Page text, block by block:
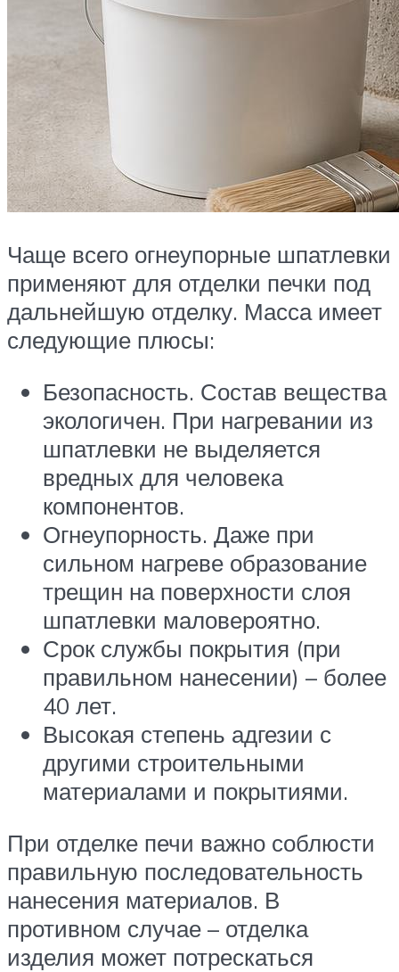
Чаще всего огнеупорные шпатлевки
применяют для отделки печки под
дальнейшую отделку. Масса имеет
следующие плюсы:
Безопасность. Состав вещества
экологичен. При нагревании из
шпатлевки не выделяется
вредных для человека
компонентов.
Огнеупорность. Даже при
сильном нагреве образование
трещин на поверхности слоя
шпатлевки маловероятно.
Срок службы покрытия (при
правильном нанесении) – более
40 лет.
Высокая степень адгезии с
другими строительными
материалами и покрытиями.
При отделке печи важно соблюсти
правильную последовательность
нанесения материалов. В
противном случае – отделка
изделия может потрескаться